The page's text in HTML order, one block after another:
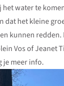
het water te
dat het kleine
kunnen redden.
Vos of Jeanet
je meer info.